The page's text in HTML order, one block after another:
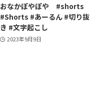
おなかぽやぽや #shorts
#Shorts #あーるん #切り抜
き #文字起こし
2023年9月9日